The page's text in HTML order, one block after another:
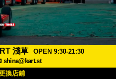
淺草
OPEN 9:30-21:30
shina@kart.st
換店鋪